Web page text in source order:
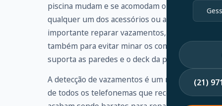
(21)
piscina mudam e se acomodam ou
qualquer um dos acessórios ou acessórios,
importante reparar vazamentos, não apenas
também para evitar minar os componentes
suporta as paredes e o deck da piscina.
A detecção de vazamentos é um ramo
de todos os telefonemas que recebo de